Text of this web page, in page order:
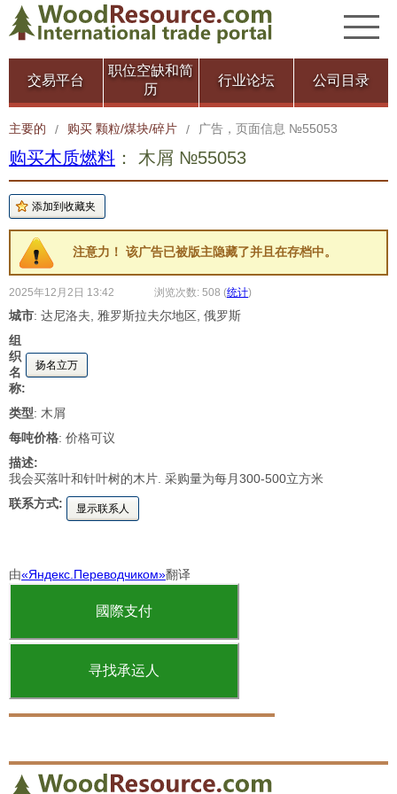
交易平台
职位空缺和简
历
行业论坛 公司目录
主要的 / 购买 颗粒/煤块/碎片 / 广告，页面信息 №55053
购买木质燃料 ： 木屑 №55053
注意力！ 该广告已被版主隐藏了并且在存档中。
2025年12月2日 13:42 浏览次数: 508 (统计)
城市: 达尼洛夫, 雅罗斯拉夫尔地区, 俄罗斯
组
织
名
称:
扬名立万
类型: 木屑
每吨价格: 价格可议
描述:
我会买落叶和针叶树的木片. 采购量为每月300-500立方米
联系方式:
显示联系人
由«Яндекс.Переводчиком»翻译
國際支付
寻找承运人